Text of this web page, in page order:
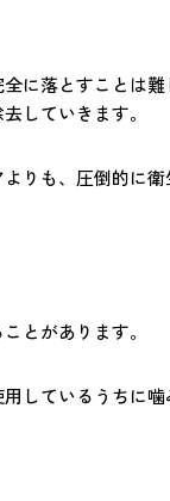
に落とすことは
していきます。
りも、圧倒的に衛
とがあります。
しているうちに